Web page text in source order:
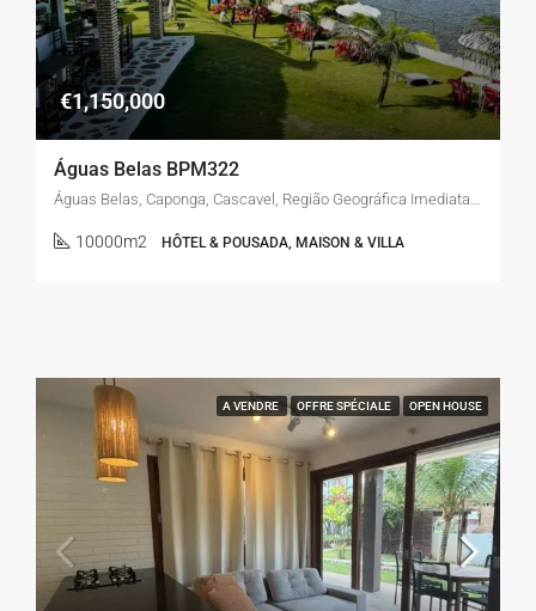
€1,150,000
Águas Belas BPM322
Águas Belas, Caponga, Cascavel, Região Geográfica Imediata de Fortaleza, Região Geográfica Intermediária de Fortaleza, Ceará, Região Nordeste, Brasil
10000m2 HÔTEL & POUSADA, MAISON & VILLA
A VENDRE OFFRE SPÉCIALE OPEN HOUSE